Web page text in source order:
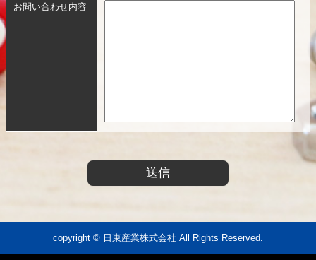
お問い合わせ内容
copyright © 日東産業株式会社 All Rights Reserved.